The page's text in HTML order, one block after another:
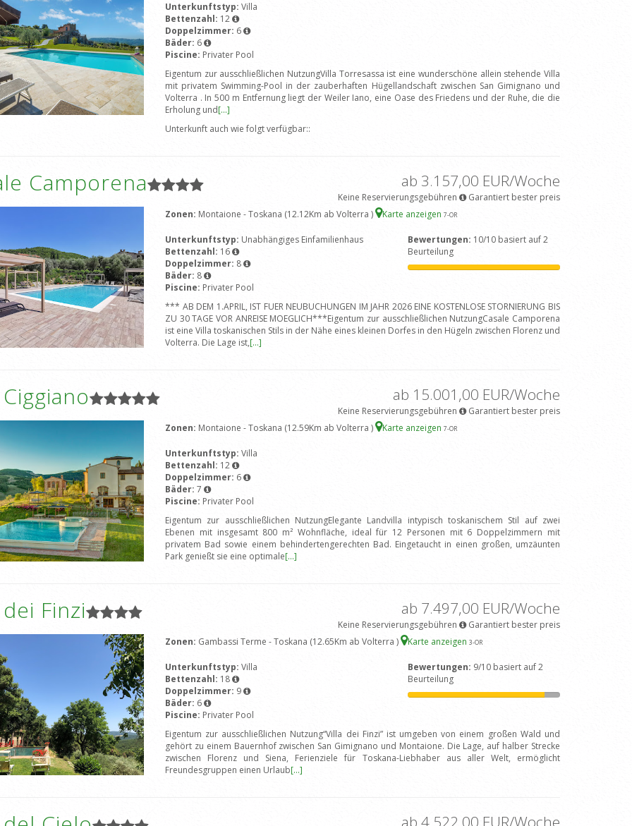
Unterkunftstyp: Villa
Bettenzahl: 12
Doppelzimmer: 6
Bäder: 6
Piscine: Privater Pool
Eigentum zur ausschließlichen NutzungVilla Torresassa ist eine wunderschöne allein stehende Villa
mit privatem Swimming-Pool in der zauberhaften Hügellandschaft zwischen San Gimignano und
Volterra . In 500 m Entfernung liegt der Weiler Iano, eine Oase des Friedens und der Ruhe, die die
Erholung und[...]
Unterkunft auch wie folgt verfügbar::
Camporena ab 3.157,00 EUR/Woche
Keine Reservierungsgebühren
Garantiert bester preis
Zonen: Montaione - Toskana (12.12Km ab Volterra ) Karte anzeigen 7-OR
Unterkunftstyp: Unabhängiges Einfamilienhaus
Bettenzahl: 16
Doppelzimmer: 8
Bäder: 8
Piscine: Privater Pool
Bewertungen: 10/10 basiert auf 2
Beurteilung
*** AB DEM 1.APRIL, IST FUER NEUBUCHUNGEN IM JAHR 2026 EINE KOSTENLOSE STORNIERUNG BIS
ZU 30 TAGE VOR ANREISE MOEGLICH***Eigentum zur ausschließlichen NutzungCasale Camporena
ist eine Villa toskanischen Stils in der Nähe eines kleinen Dorfes in den Hügeln zwischen Florenz und
Volterra. Die Lage ist,[...]
ab 15.001,00 EUR/Woche
Keine Reservierungsgebühren
Garantiert bester preis
Zonen: Montaione - Toskana (12.59Km ab Volterra ) Karte anzeigen 7-OR
Unterkunftstyp: Villa
Bettenzahl: 12
Doppelzimmer: 6
Bäder: 7
Piscine: Privater Pool
Eigentum zur ausschließlichen NutzungElegante Landvilla intypisch toskanischem Stil auf zwei
Ebenen mit insgesamt 800 m² Wohnfläche, ideal für 12 Personen mit 6 Doppelzimmern mit
privatem Bad sowie einem behindertengerechten Bad. Eingetaucht in einen großen, umzäunten
Park genießt sie eine optimale[...]
Finzi ab 7.497,00 EUR/Woche
Keine Reservierungsgebühren
Garantiert bester preis
Zonen: Gambassi Terme - Toskana (12.65Km ab Volterra ) Karte anzeigen 3-OR
Unterkunftstyp: Villa
Bettenzahl: 18
Doppelzimmer: 9
Bäder: 6
Piscine: Privater Pool
Bewertungen: 9/10 basiert auf 2
Beurteilung
Eigentum zur ausschließlichen Nutzung“Villa dei Finzi” ist umgeben von einem großen Wald und
gehört zu einem Bauernhof zwischen San Gimignano und Montaione. Die Lage, auf halber Strecke
zwischen Florenz und Siena, Ferienziele für Toskana-Liebhaber aus aller Welt, ermöglicht
Freundesgruppen einen Urlaub[...]
ab 4.522,00 EUR/Woche